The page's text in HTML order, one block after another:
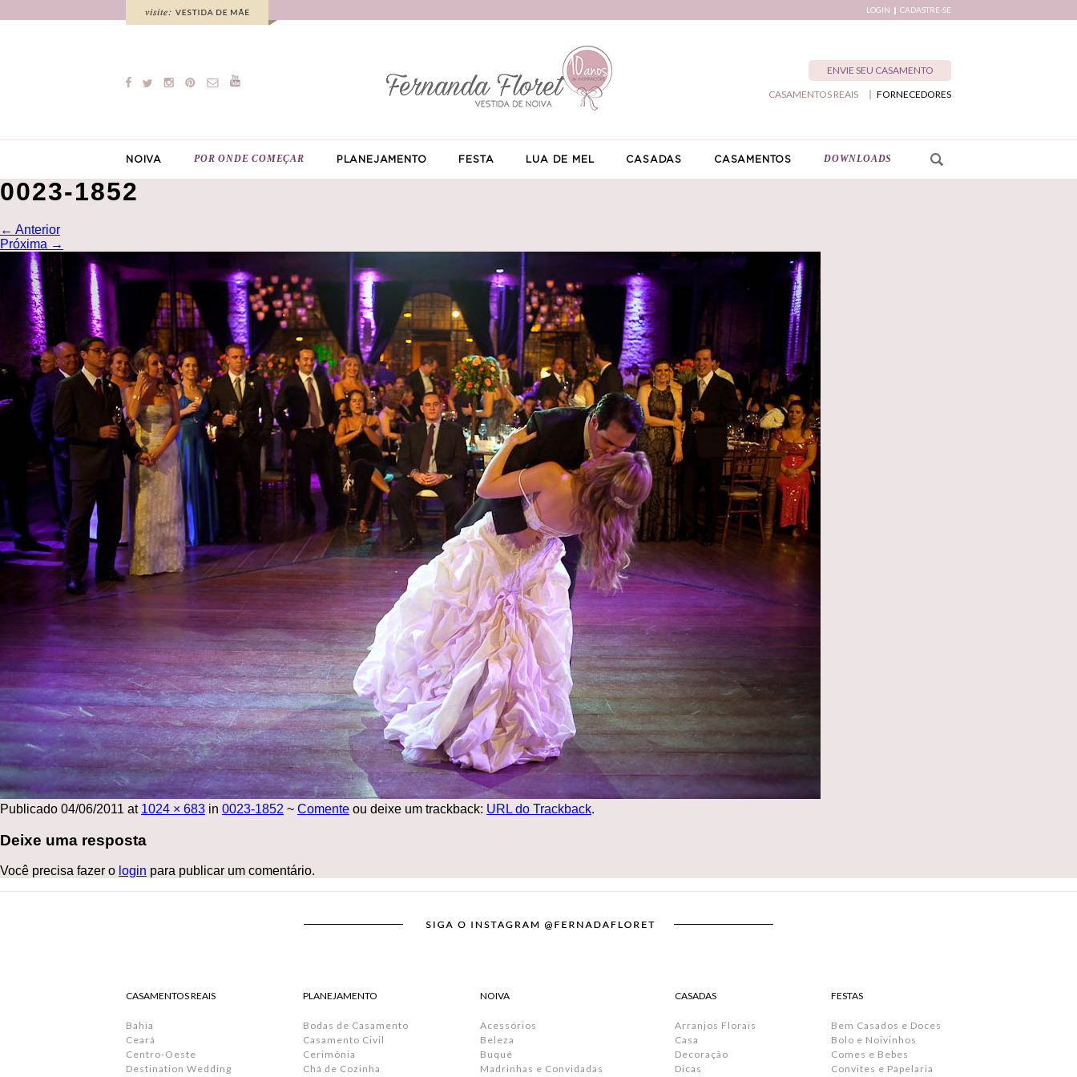
LOGIN CADASTRE-SE
ENVIE SEU CASAMENTO
FORNECEDORES
CASAMENTOS REAIS
NOIVA POR ONDE COMEÇAR PLANEJAMENTO FESTA LUA DE MEL CASADAS CASAMENTOS DOWNLOADS
0023-1852
← Anterior
Próxima →
Publicado 04/06/2011 at 1024 × 683 in 0023-1852 ~ Comente ou deixe um trackback: URL do Trackback.
Deixe uma resposta
Você precisa fazer o login para publicar um comentário.
CASAMENTOS REAIS
Bahia
Ceará
Centro-Oeste
Destination Wedding
PLANEJAMENTO
Bodas de Casamento
Casamento Civil
Cerimônia
Chá de Cozinha
NOIVA
Acessórios
Beleza
Buquê
Madrinhas e Convidadas
CASADAS
Arranjos Florais
Casa
Decoração
Dicas
FESTAS
Bem Casados e Doces
Bolo e Noivinhos
Comes e Bebes
Convites e Papelaria